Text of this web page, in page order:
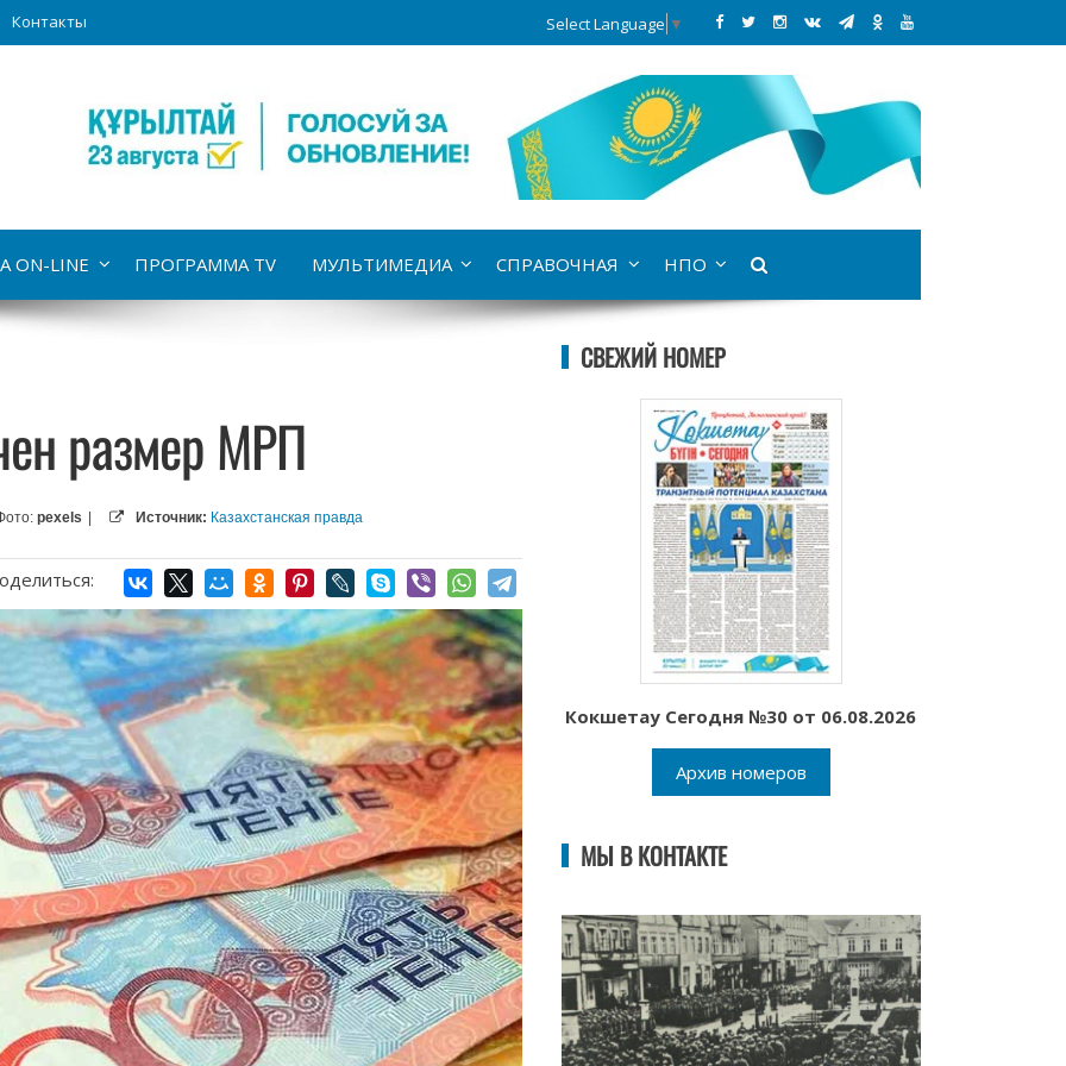
Контакты Select Language ▼
ON-LINE ПРОГРАММА TV МУЛЬТИМЕДИА СПРАВОЧНАЯ НПО
размер МРП
pexels | Источник: Казахстанская правда
СВЕЖИЙ НОМЕР
Кокшетау Сегодня №30 от 06.08.2026
Архив номеров
МЫ В КОНТАКТЕ